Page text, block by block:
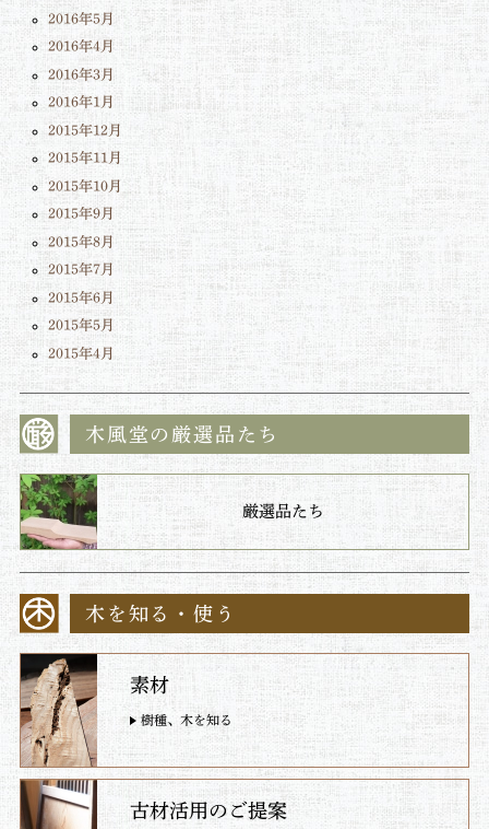
2016年5月
2016年4月
2016年3月
2016年1月
2015年12月
2015年11月
2015年10月
2015年9月
2015年8月
2015年7月
2015年6月
2015年5月
2015年4月
木風堂の厳選品たち
厳選品たち
木を知る・使う
素材
樹種、木を知る
古材活用のご提案